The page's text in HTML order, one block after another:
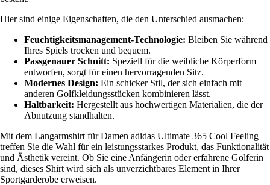
Hier sind einige Eigenschaften, die den Unterschied ausmachen:
Feuchtigkeitsmanagement-Technologie: Bleiben Sie während
Ihres Spiels trocken und bequem.
Passgenauer Schnitt: Speziell für die weibliche Körperform
entworfen, sorgt für einen hervorragenden Sitz.
Modernes Design: Ein schicker Stil, der sich einfach mit
anderen Golfkleidungsstücken kombinieren lässt.
Haltbarkeit: Hergestellt aus hochwertigen Materialien, die der
Abnutzung standhalten.
Mit dem Langarmshirt für Damen adidas Ultimate 365 Cool Feeling
treffen Sie die Wahl für ein leistungsstarkes Produkt, das Funktionalität
und Ästhetik vereint. Ob Sie eine Anfängerin oder erfahrene Golferin
sind, dieses Shirt wird sich als unverzichtbares Element in Ihrer
Sportgarderobe erweisen.